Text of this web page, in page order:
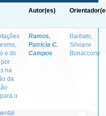
Autor(es)
e do
na
da
o
Ramos,
Patrícia C.
Campos
Barbato,
Silviane
Bonaccorsi